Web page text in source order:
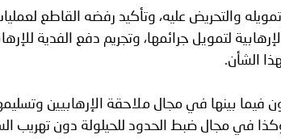
والتحريض عليه، وتأكيد رفضه القاطع
لتمويل جرائمها، وتجريم دفع الفدية
الشأن.
فيما بينها في مجال ملاحقة الإرهابيين
وكذا في مجال ضبط الحدود للحيلولة دون تهريب